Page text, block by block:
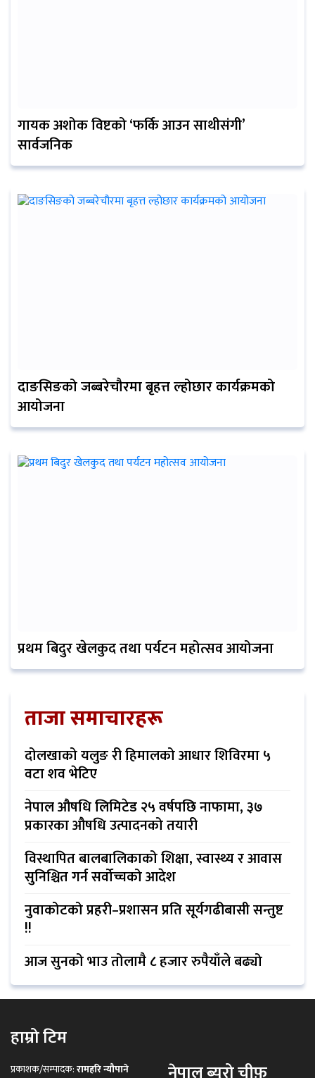
गायक अशोक विष्टको ‘फर्कि आउन साथीसंगी’
सार्वजनिक
दाङसिङको जब्बरेचौरमा बृहत्त ल्होछार कार्यक्रमको
आयोजना
प्रथम बिदुर खेलकुद तथा पर्यटन महोत्सव आयोजना
ताजा समाचारहरू
दोलखाको यलुङ री हिमालको आधार शिविरमा ५
वटा शव भेटिए
नेपाल औषधि लिमिटेड २५ वर्षपछि नाफामा, ३७
प्रकारका औषधि उत्पादनको तयारी
विस्थापित बालबालिकाको शिक्षा, स्वास्थ्य र आवास
सुनिश्चित गर्न सर्वोच्चको आदेश
नुवाकोटको प्रहरी–प्रशासन प्रति सूर्यगढीबासी सन्तुष्ट
!!
आज सुनको भाउ तोलामै ८ हजार रुपैयाँले बढ्यो
हाम्रो टिम
प्रकाशक/सम्पादक:रामहरि न्यौपाने